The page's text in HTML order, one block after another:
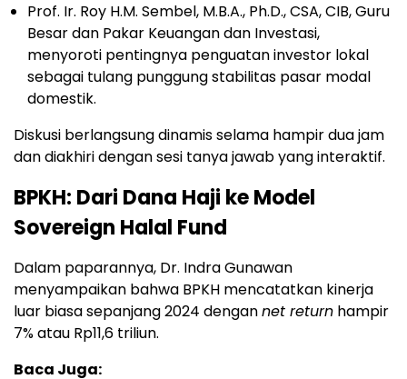
Prof. Ir. Roy H.M. Sembel, M.B.A., Ph.D., CSA, CIB, Guru
Besar dan Pakar Keuangan dan Investasi,
menyoroti pentingnya penguatan investor lokal
sebagai tulang punggung stabilitas pasar modal
domestik.
Diskusi berlangsung dinamis selama hampir dua jam
dan diakhiri dengan sesi tanya jawab yang interaktif.
BPKH: Dari Dana Haji ke Model
Sovereign Halal Fund
Dalam paparannya, Dr. Indra Gunawan
menyampaikan bahwa BPKH mencatatkan kinerja
luar biasa sepanjang 2024 dengannet return hampir
7% atau Rp11,6 triliun.
Baca Juga: